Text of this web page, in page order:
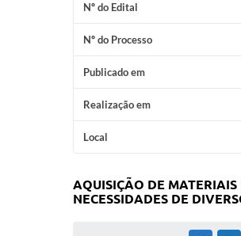
Nº do Edital
Nº do Processo
Publicado em
Realização em
Local
AQUISIÇÃO DE MATERIAIS
NECESSIDADES DE